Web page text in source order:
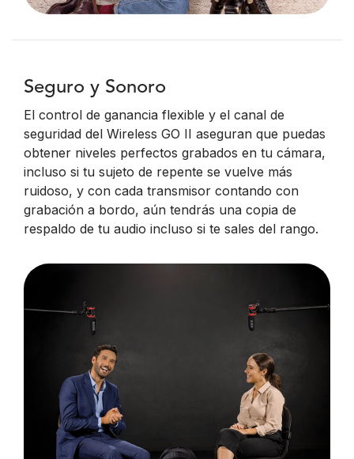
Seguro y Sonoro
El control de ganancia flexible y el canal de
seguridad del Wireless GO II aseguran que puedas
obtener niveles perfectos grabados en tu cámara,
incluso si tu sujeto de repente se vuelve más
ruidoso, y con cada transmisor contando con
grabación a bordo, aún tendrás una copia de
respaldo de tu audio incluso si te sales del rango.